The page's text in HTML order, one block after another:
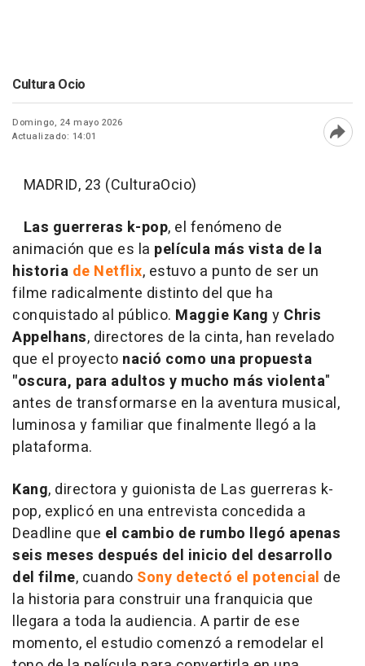
Cultura Ocio
Domingo, 24 mayo 2026
Actualizado: 14:01
MADRID, 23 (CulturaOcio)
Las guerreras k-pop, el fenómeno de
animación que es la película más vista de la
historia de Netflix, estuvo a punto de ser un
filme radicalmente distinto del que ha
conquistado al público. Maggie Kang y Chris
Appelhans, directores de la cinta, han revelado
que el proyecto nació como una propuesta
"oscura, para adultos y mucho más violenta"
antes de transformarse en la aventura musical,
luminosa y familiar que finalmente llegó a la
plataforma.
Kang, directora y guionista de Las guerreras k-
pop, explicó en una entrevista concedida a
Deadline que el cambio de rumbo llegó apenas
seis meses después del inicio del desarrollo
del filme, cuando Sony detectó el potencial de
la historia para construir una franquicia que
llegara a toda la audiencia. A partir de ese
momento, el estudio comenzó a remodelar el